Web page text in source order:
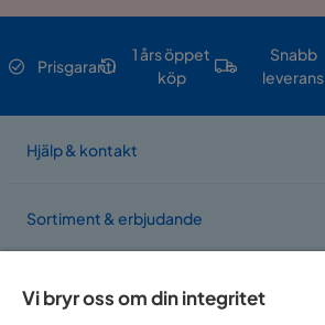
Prisgaranti
1 års öppet
köp
Snabb
leverans
Hjälp & kontakt
Sortiment & erbjudande
Om Trademax
Vi bryr oss om din integritet